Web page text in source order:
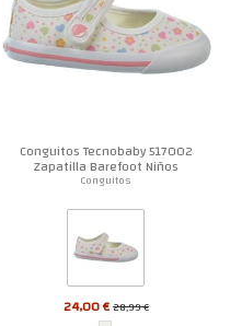
Conguitos Tecnobaby 517002
Zapatilla Barefoot Niños
Conguitos
24,00 €28,99 €